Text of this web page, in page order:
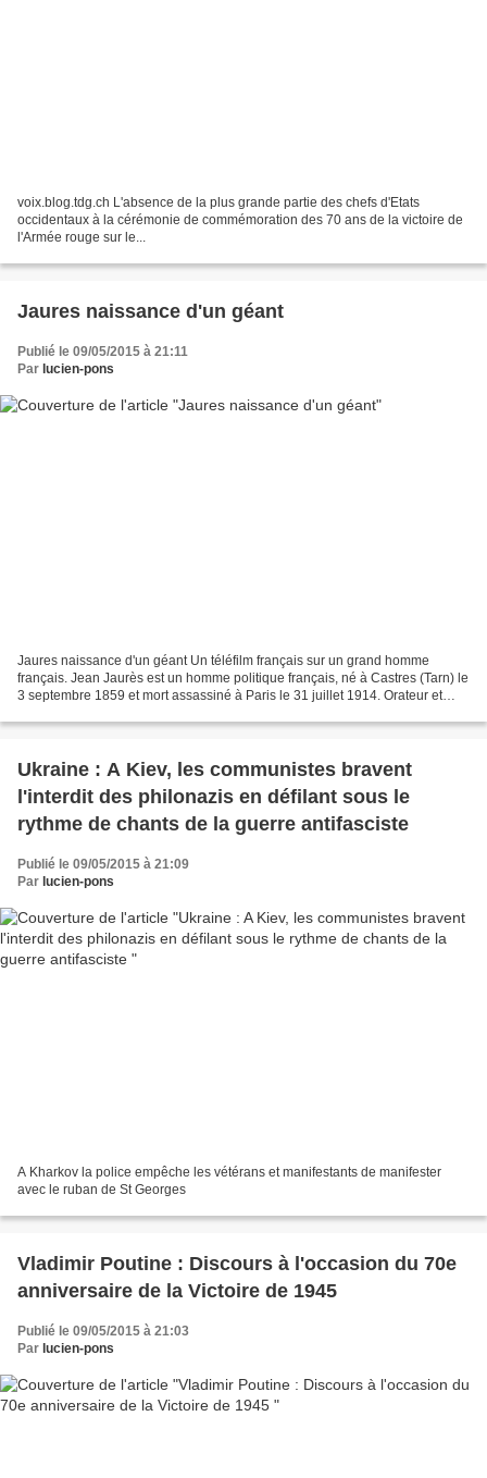
voix.blog.tdg.ch L'absence de la plus grande partie des chefs d'Etats
occidentaux à la cérémonie de commémoration des 70 ans de la victoire de
l'Armée rouge sur le...
Jaures naissance d'un géant
Publié le 09/05/2015 à 21:11
Par lucien-pons
Jaures naissance d'un géant Un téléfilm français sur un grand homme
français. Jean Jaurès est un homme politique français, né à Castres (Tarn) le
3 septembre 1859 et mort assassiné à Paris le 31 juillet 1914. Orateur et
Ukraine : A Kiev, les communistes bravent
l'interdit des philonazis en défilant sous le
rythme de chants de la guerre antifasciste
Publié le 09/05/2015 à 21:09
Par lucien-pons
A Kharkov la police empêche les vétérans et manifestants de manifester
avec le ruban de St Georges
Vladimir Poutine : Discours à l'occasion du 70e
anniversaire de la Victoire de 1945
Publié le 09/05/2015 à 21:03
Par lucien-pons